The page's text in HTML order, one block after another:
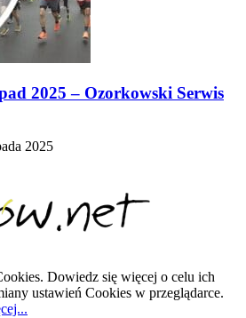
2025 – Ozorkowski Serwis
2025
Dowiedz się więcej o celu ich
ustawień Cookies w przeglądarce.